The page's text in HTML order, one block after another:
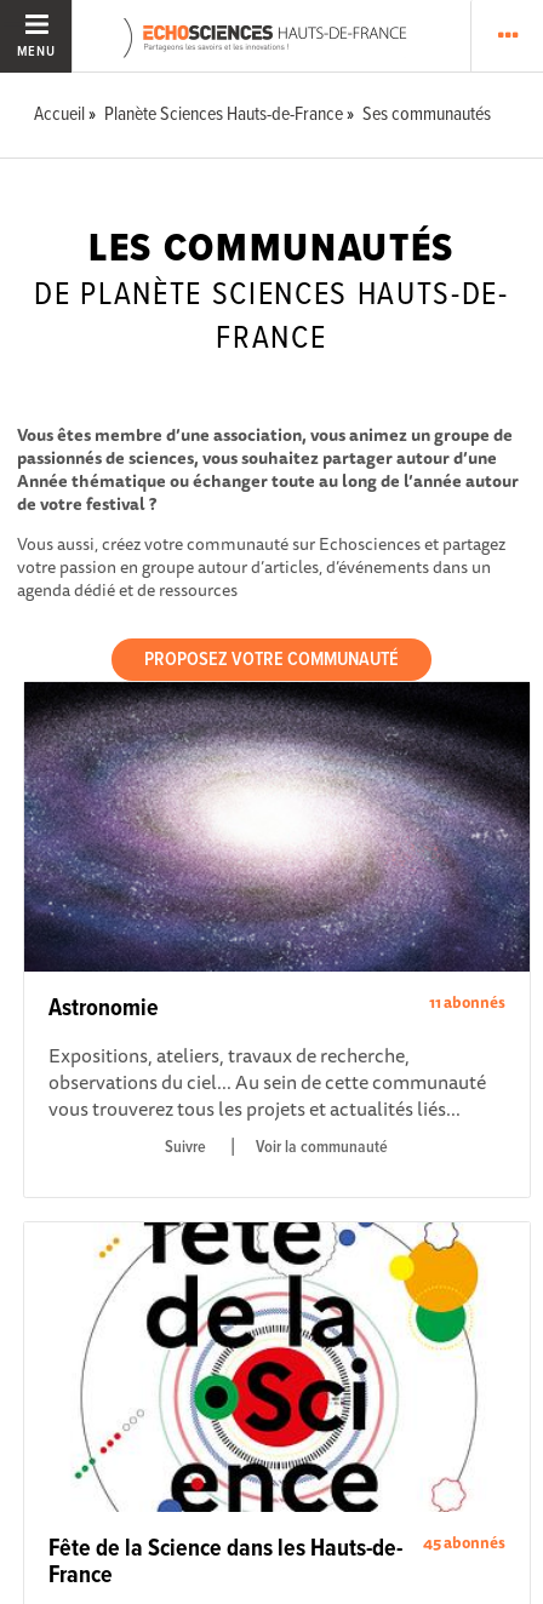
MENU
Accueil Planète Sciences Hauts-de-France Ses communautés
LES COMMUNAUTÉS
DE PLANÈTE SCIENCES HAUTS-DE-
FRANCE
Vous êtes membre d’une association, vous animez un groupe de
passionnés de sciences, vous souhaitez partager autour d’une
Année thématique ou échanger toute au long de l’année autour
de votre festival ?
Vous aussi, créez votre communauté sur Echosciences et partagez
votre passion en groupe autour d’articles, d’événements dans un
agenda dédié et de ressources
PROPOSEZ VOTRE COMMUNAUTÉ
11 abonnés
Astronomie
Expositions, ateliers, travaux de recherche,
observations du ciel... Au sein de cette communauté
vous trouverez tous les projets et actualités liés...
|
Voir la communauté
45 abonnés
Fête de la Science dans les Hauts-de-
France